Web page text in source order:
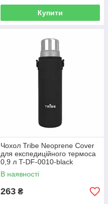
Купити
Чохол Tribe Neoprene Cover
для експедиційного термоса
0,9 л T-DF-0010-black
В наявності
263 ₴